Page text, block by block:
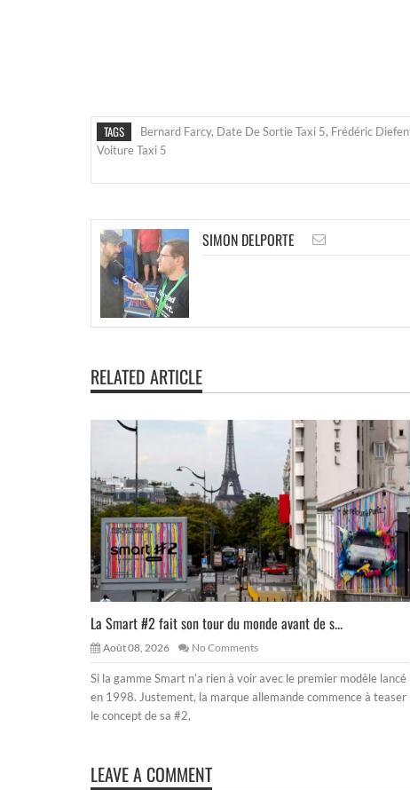
TAGS Bernard Farcy, Date De Sortie Taxi 5, Frédéric
Voiture Taxi 5
SIMON DELPORTE
RELATED ARTICLE
La Smart #2 fait son tour du monde avant de s...
Août 08, 2026 No Comments
Si la gamme Smart n’a rien à voir avec le premier modèle lancé
en 1998. Justement, la marque allemande commence à teaser
le concept de sa #2,
LEAVE A COMMENT